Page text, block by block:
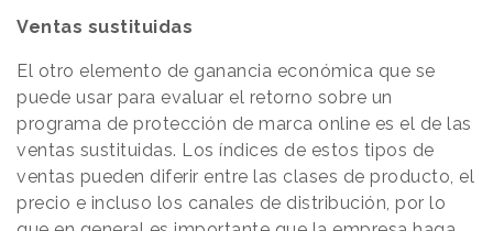
Ventas sustituidas
El otro elemento de ganancia económica que se
puede usar para evaluar el retorno sobre un
programa de protección de marca online es el de las
ventas sustituidas. Los índices de estos tipos de
ventas pueden diferir entre las clases de producto, el
precio e incluso los canales de distribución, por lo